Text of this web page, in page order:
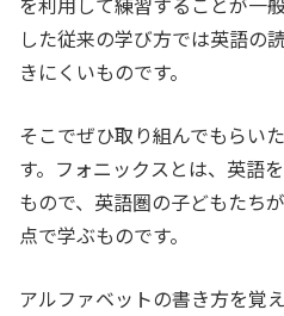
した従来の学び方では英語の
きにくいものです。
そこでぜひ取り組んでもらい
す。フォニックスとは、英語
もので、英語圏の子どもたち
点で学ぶものです。
アルファベットの書き方を覚